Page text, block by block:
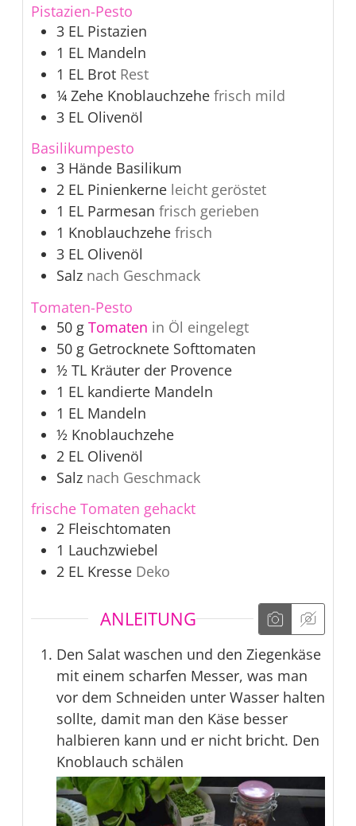
Pistazien-Pesto
3 EL Pistazien
1 EL Mandeln
1 EL Brot Rest
¼ Zehe Knoblauchzehe frisch mild
3 EL Olivenöl
Basilikumpesto
3 Hände Basilikum
2 EL Pinienkerne leicht geröstet
1 EL Parmesan frisch gerieben
1 Knoblauchzehe frisch
3 EL Olivenöl
Salz nach Geschmack
Tomaten-Pesto
50 g Tomaten in Öl eingelegt
50 g Getrocknete Softtomaten
½ TL Kräuter der Provence
1 EL kandierte Mandeln
1 EL Mandeln
½ Knoblauchzehe
2 EL Olivenöl
Salz nach Geschmack
frische Tomaten gehackt
2 Fleischtomaten
1 Lauchzwiebel
2 EL Kresse Deko
ANLEITUNG
Den Salat waschen und den Ziegenkäse
mit einem scharfen Messer, was man
vor dem Schneiden unter Wasser halten
sollte, damit man den Käse besser
halbieren kann und er nicht bricht. Den
Knoblauch schälen